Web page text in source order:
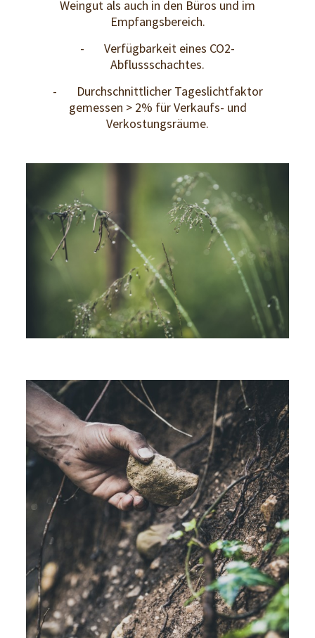
Weingut als auch in den Büros und im
Empfangsbereich.
- Verfügbarkeit eines CO2-
Abflussschachtes.
- Durchschnittlicher Tageslichtfaktor
gemessen > 2% für Verkaufs- und
Verkostungsräume.